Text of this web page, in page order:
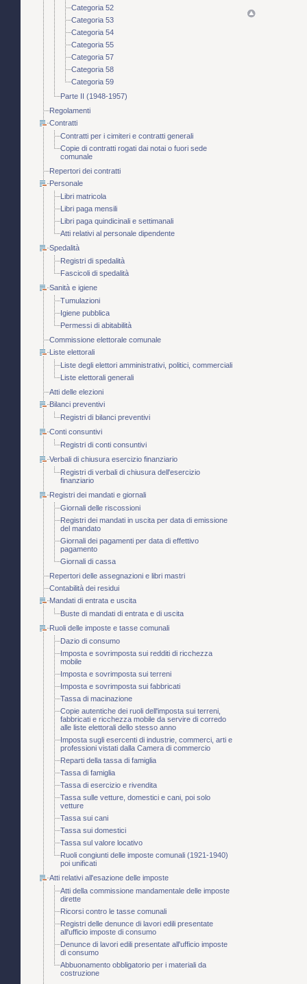
Categoria 52
Categoria 53
Categoria 54
Categoria 55
Categoria 57
Categoria 58
Categoria 59
Parte II (1948-1957)
Regolamenti
Contratti
Contratti per i cimiteri e contratti generali
Copie di contratti rogati dai notai o fuori sede
comunale
Repertori dei contratti
Personale
Libri matricola
Libri paga mensili
Libri paga quindicinali e settimanali
Atti relativi al personale dipendente
Spedalità
Registri di spedalità
Fascicoli di spedalità
Sanità e igiene
Tumulazioni
Igiene pubblica
Permessi di abitabilità
Commissione elettorale comunale
Liste elettorali
Liste degli elettori amministrativi, politici, commerciali
Liste elettorali generali
Atti delle elezioni
Bilanci preventivi
Registri di bilanci preventivi
Conti consuntivi
Registri di conti consuntivi
Verbali di chiusura esercizio finanziario
Registri di verbali di chiusura dell'esercizio
finanziario
Registri dei mandati e giornali
Giornali delle riscossioni
Registri dei mandati in uscita per data di emissione
del mandato
Giornali dei pagamenti per data di effettivo
pagamento
Giornali di cassa
Repertori delle assegnazioni e libri mastri
Contabilità dei residui
Mandati di entrata e uscita
Buste di mandati di entrata e di uscita
Ruoli delle imposte e tasse comunali
Dazio di consumo
Imposta e sovrimposta sui redditi di ricchezza
mobile
Imposta e sovrimposta sui terreni
Imposta e sovrimposta sui fabbricati
Tassa di macinazione
Copie autentiche dei ruoli dell'imposta sui terreni,
fabbricati e ricchezza mobile da servire di corredo
alle liste elettorali dello stesso anno
Imposta sugli esercenti di industrie, commerci, arti e
professioni vistati dalla Camera di commercio
Reparti della tassa di famiglia
Tassa di famiglia
Tassa di esercizio e rivendita
Tassa sulle vetture, domestici e cani, poi solo
vetture
Tassa sui cani
Tassa sui domestici
Tassa sul valore locativo
Ruoli congiunti delle imposte comunali (1921-1940)
poi unificati
Atti relativi all'esazione delle imposte
Atti della commissione mandamentale delle imposte
dirette
Ricorsi contro le tasse comunali
Registri delle denunce di lavori edili presentate
all'ufficio imposte di consumo
Denunce di lavori edili presentate all'ufficio imposte
di consumo
Abbuonamento obbligatorio per i materiali da
costruzione